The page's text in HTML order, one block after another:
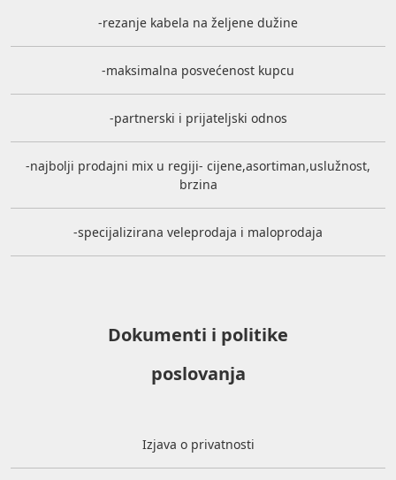
-rezanje kabela na željene dužine
-maksimalna posvećenost kupcu
-partnerski i prijateljski odnos
-najbolji prodajni mix u regiji- cijene,asortiman,uslužnost,
brzina
-specijalizirana veleprodaja i maloprodaja
Dokumenti i politike
poslovanja
Izjava o privatnosti